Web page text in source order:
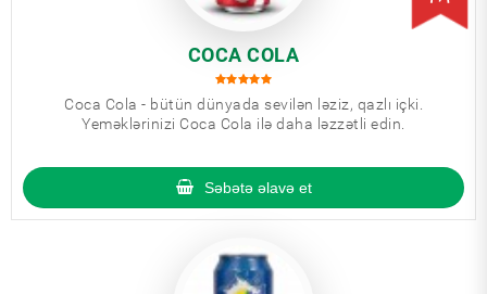
СOCA COLA
Сoca Cola - bütün dünyada sevilən ləziz, qazlı içki.
Yeməklərinizi Coca Cola ilə daha ləzzətli edin.
Səbətə əlavə et